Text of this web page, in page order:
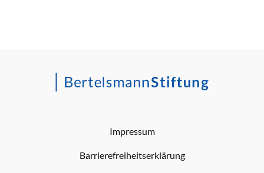
Impressum
Barrierefreiheitserklärung